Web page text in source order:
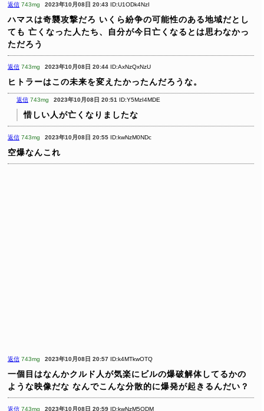
返信 743mg 2023年10月08日 20:43 ID:U1ODk4NzI
ハマスは奇襲攻撃だろ いくら紛争の可能性のある地域だとし
ても 亡くなった人たち、自分が今日亡くなるとは思わなかっ
ただろう
返信 743mg 2023年10月08日 20:44 ID:AxNzQxNzU
ヒトラーはこの未来を変えたかったんだろうな。
返信 743mg 2023年10月08日 20:51 ID:Y5MzI4MDE
惜しい人が亡くなりましたな
返信 743mg 2023年10月08日 20:55 ID:kwNzM0NDc
空爆なんこれ
返信 743mg 2023年10月08日 20:57 ID:k4MTkwOTQ
一個目はなんかクルド人が気楽にビルの爆破解体してるかの
ような映像だな なんでこんな分散的に爆発が起きるんだい？
返信 743mg 2023年10月08日 20:59 ID:kwNzM5ODM